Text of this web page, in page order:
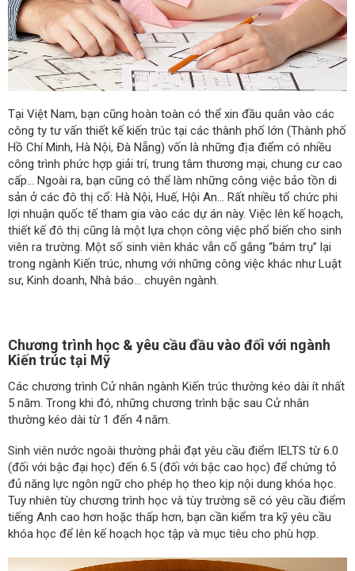
Tại Việt Nam, bạn cũng hoàn toàn có thể xin đầu quân vào các
công ty tư vấn thiết kế kiến trúc tại các thành phố lớn (Thành phố
Hồ Chí Minh, Hà Nội, Đà Nẵng) vốn là những địa điểm có nhiều
công trình phức hợp giải trí, trung tâm thương mại, chung cư cao
cấp… Ngoài ra, bạn cũng có thể làm những công việc bảo tồn di
sản ở các đô thị cổ: Hà Nội, Huế, Hội An… Rất nhiều tổ chức phi
lợi nhuận quốc tế tham gia vào các dự án này. Việc lên kế hoạch,
thiết kế đô thị cũng là một lựa chọn công việc phổ biến cho sinh
viên ra trường. Một số sinh viên khác vẫn cố gắng “bám trụ” lại
trong ngành Kiến trúc, nhưng với những công việc khác như Luật
sư, Kinh doanh, Nhà báo… chuyên ngành.
Chương trình học & yêu cầu đầu vào đối với ngành
Kiến trúc tại Mỹ
Các chương trình Cử nhân ngành Kiến trúc thường kéo dài ít nhất
5 năm. Trong khi đó, những chương trình bậc sau Cử nhân
thường kéo dài từ 1 đến 4 năm.
Sinh viên nước ngoài thường phải đạt yêu cầu điểm IELTS từ 6.0
(đối với bậc đại học) đến 6.5 (đối với bậc cao học) để chứng tỏ
đủ năng lực ngôn ngữ cho phép họ theo kịp nội dung khóa học.
Tuy nhiên tùy chương trình học và tùy trường sẽ có yêu cầu điểm
tiếng Anh cao hơn hoặc thấp hơn, bạn cần kiểm tra kỹ yêu cầu
khóa học để lên kế hoạch học tập và mục tiêu cho phù hợp.